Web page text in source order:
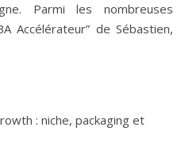
Parmi les nombreuses
Accélérateur” de Sébastien,
: niche, packaging et